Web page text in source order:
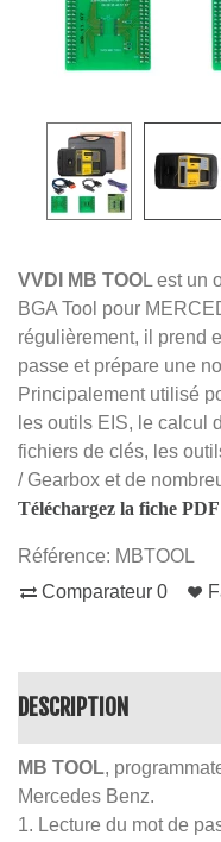
VVDI MB TOOL est un
BGA Tool pour
régulièrement, il prend
passe et prépare une
Principalement utilisé
les outils EIS, le calcul
fichiers de clés, les
/ Gearbox et de
Téléchargez la fiche
Référence: MBTOOL
Comparateur 0
DESCRIPTION
MB TOOL,
Mercedes Benz.
1. Lecture du mot de